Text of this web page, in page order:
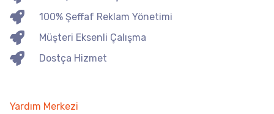
100% Şeffaf Reklam Yönetimi
Müşteri Eksenli Çalışma
Dostça Hizmet
Yardım Merkezi